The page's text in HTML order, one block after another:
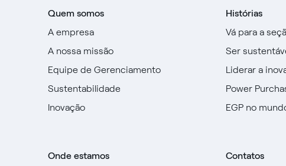
Quem somos
A empresa
A nossa missão
Equipe de Gerenciamento
Sustentabilidade
Inovação
Onde estamos
Histórias
Vá para a
Ser
Liderar a
Power
EGP no
Contatos